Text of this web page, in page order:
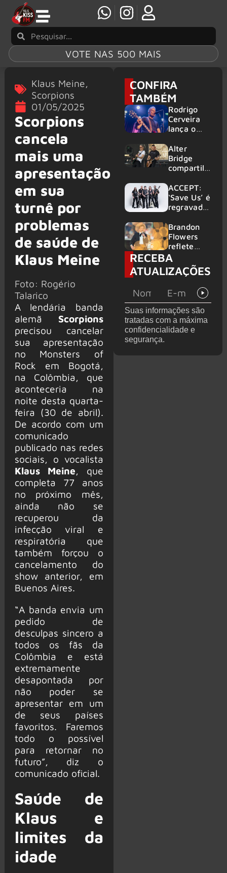
VOTE NAS 500 MAIS
Klaus Meine,
Scorpions
01/05/2025
Scorpions
cancela
mais uma
apresentação
em sua
turnê por
problemas
de saúde de
Klaus Meine
Foto: Rogério
Talarico
A lendária banda
alemã Scorpions
precisou cancelar
sua apresentação
no Monsters of
Rock em Bogotá,
na Colômbia, que
aconteceria na
noite desta quarta-
feira (30 de abril).
De acordo com um
comunicado
publicado nas redes
sociais, o vocalista
Klaus Meine, que
completa 77 anos
no próximo mês,
ainda não se
recuperou da
infecção viral e
respiratória que
também forçou o
cancelamento do
show anterior, em
Buenos Aires.
“A banda envia um
pedido de
desculpas sincero a
todos os fãs da
Colômbia e está
extremamente
desapontada por
não poder se
apresentar em um
de seus países
favoritos. Faremos
todo o possível
para retornar no
futuro”, diz o
comunicado oficial.
Saúde de
Klaus e
limites da
idade
CONFIRA
TAMBÉM
Rodrigo
Cerveira
lança o
Searcher”
Alter
Bridge
compartilh
vivo de
“Fortress”
gravada
am Ring
2026
ACCEPT:
‘Save Us’ é
regravada
membros
do GHOST
e KORN
Brandon
Flowers
reflete
sobre o
futuro e
levanta
de de
deixar os
palcos
RECEBA
ATUALIZAÇÕES
Suas informações são
tratadas com a máxima
confidencialidade e
segurança.